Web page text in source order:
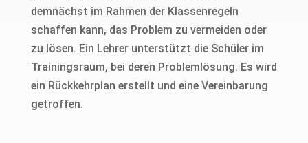
demnächst im Rahmen der Klassenregeln
schaffen kann, das Problem zu vermeiden oder
zu lösen. Ein Lehrer unterstützt die Schüler im
Trainingsraum, bei deren Problemlösung. Es wird
ein Rückkehrplan erstellt und eine Vereinbarung
getroffen.